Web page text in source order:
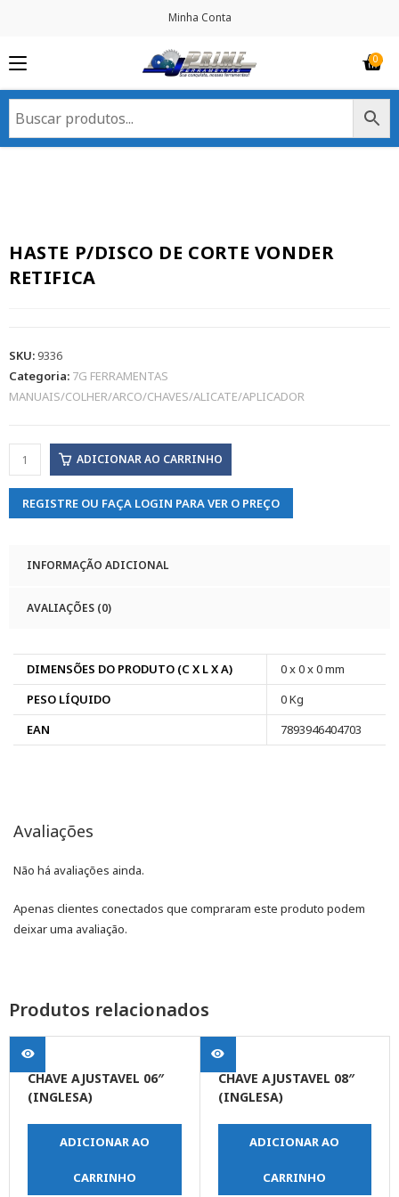
Minha Conta
HASTE P/DISCO DE CORTE VONDER
RETIFICA
SKU:9336
Categoria: 7G FERRAMENTAS
MANUAIS/COLHER/ARCO/CHAVES/ALICATE/APLICADOR
ADICIONAR AO CARRINHO
REGISTRE OU FAÇA LOGIN PARA VER O PREÇO
INFORMAÇÃO ADICIONAL
AVALIAÇÕES (0)
DIMENSÕES DO PRODUTO (C X L X A)
0 x 0 x 0 mm
PESO LÍQUIDO
0 Kg
EAN
7893946404703
Avaliações
Não há avaliações ainda.
Apenas clientes conectados que compraram este produto podem
deixar uma avaliação.
Produtos relacionados
CHAVE AJUSTAVEL 06″
(INGLESA)
ADICIONAR AO
CARRINHO
CHAVE AJUSTAVEL 08″
(INGLESA)
ADICIONAR AO
CARRINHO